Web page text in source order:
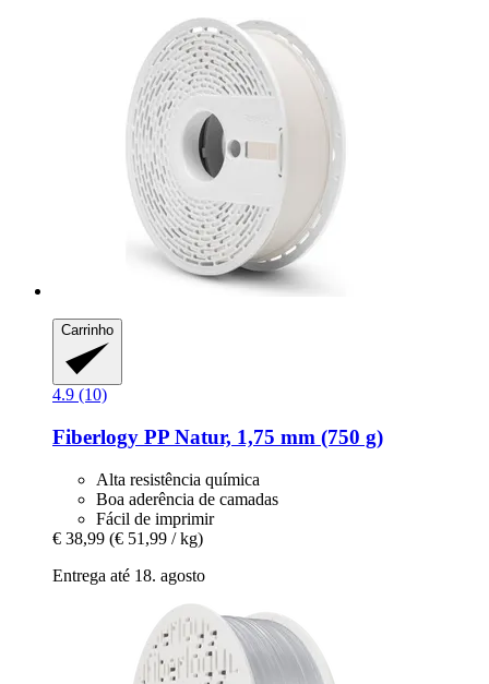
Carrinho
4.9 (10)
Fiberlogy PP Natur, 1,75 mm (750 g)
Alta resistência química
Boa aderência de camadas
Fácil de imprimir
€ 38,99 (€ 51,99 / kg)
Entrega até 18. agosto